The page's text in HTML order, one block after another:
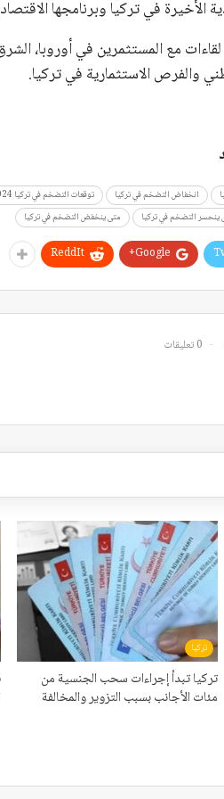
في تركيا وبرنامجها
مع المستثمرين في أوروبا،
والفرص الاستثمارية في تركيا.
انخفاض التضخم في تركيا توقعات التضخم في تركيا 2024.
ينحسر التضخم في تركيا متى ينخفض التضخم في تركيا
Google+
ReddIt
0 تعليقات
تركيا
تركيا تبدأ إجراءات سحب الجنسية من
مئات الأجانب بسبب التزوير والمخالفة